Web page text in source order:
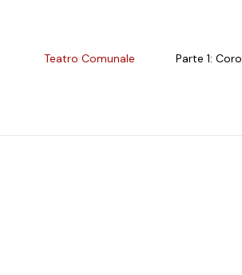
Teatro Comunale Parte 1: Coro